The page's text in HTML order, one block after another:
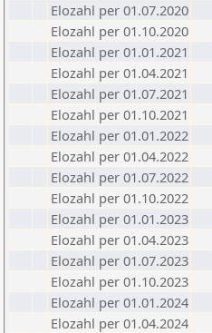
Elozahl per 01.07.2020
Elozahl per 01.10.2020
Elozahl per 01.01.2021
Elozahl per 01.04.2021
Elozahl per 01.07.2021
Elozahl per 01.10.2021
Elozahl per 01.01.2022
Elozahl per 01.04.2022
Elozahl per 01.07.2022
Elozahl per 01.10.2022
Elozahl per 01.01.2023
Elozahl per 01.04.2023
Elozahl per 01.07.2023
Elozahl per 01.10.2023
Elozahl per 01.01.2024
Elozahl per 01.04.2024